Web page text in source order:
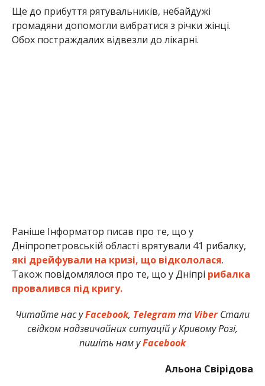
Ще до прибуття рятувальників, небайдужі
громадяни допомогли вибратися з річки жінці.
Обох постраждалих відвезли до лікарні.
Раніше Інформатор писав про те, що у
Дніпропетровській області врятували 41 рибалку,
які дрейфували на кризі, що відкололася.
Також повідомлялося про те, що у Дніпрі рибалка
провалився під кригу.
Читайте нас уFacebook, Telegramта ViberСтали
свідком надзвичайних ситуацій у Кривому Розі,
пишіть нам уFacebook
Альона Свірідова